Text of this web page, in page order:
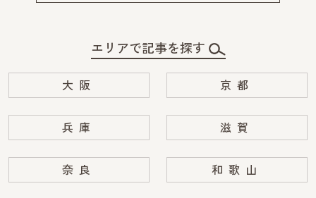
エリアで記事を探す
大阪 京都
兵庫 滋賀
奈良 和歌山